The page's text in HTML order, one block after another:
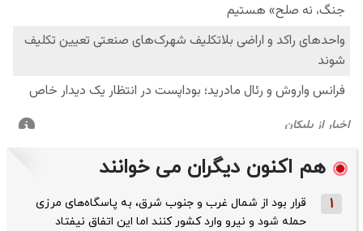
هم اکنون دیگران می خوانند
1
قرار بود از شمال ‌غرب و جنوب‌ شرق، به پاسگاه‌های مرزی
حمله شود و نیرو وارد کشور کنند اما این اتفاق نیفتاد